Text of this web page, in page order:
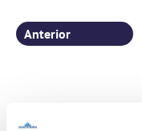
Anterior